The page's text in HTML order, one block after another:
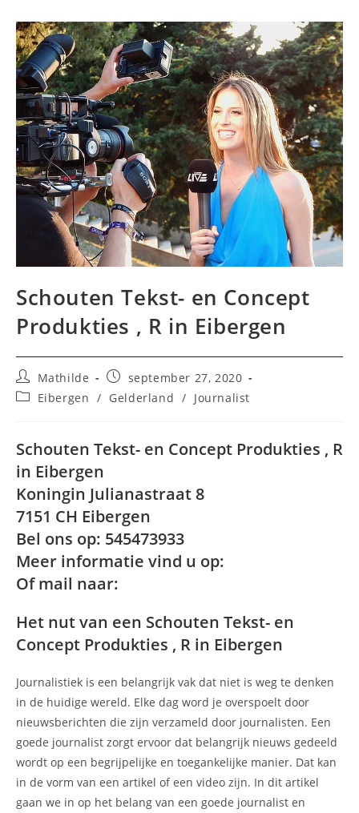
Schouten Tekst- en Concept
Produkties , R in Eibergen
Bericht
auteur:
Mathilde
Bericht
gepubliceerd
op:
september 27, 2020
Berichtcategorie:
Eibergen / Gelderland / Journalist
Schouten Tekst- en Concept Produkties , R
in Eibergen
Koningin Julianastraat 8
7151 CH Eibergen
Bel ons op: 545473933
Meer informatie vind u op:
Of mail naar:
Het nut van een Schouten Tekst- en
Concept Produkties , R in Eibergen
Journalistiek is een belangrijk vak dat niet is weg te denken
in de huidige wereld. Elke dag word je overspoelt door
nieuwsberichten die zijn verzameld door journalisten. Een
goede journalist zorgt ervoor dat belangrijk nieuws gedeeld
wordt op een begrijpelijke en toegankelijke manier. Dat kan
in de vorm van een artikel of een video zijn. In dit artikel
gaan we in op het belang van een goede journalist en